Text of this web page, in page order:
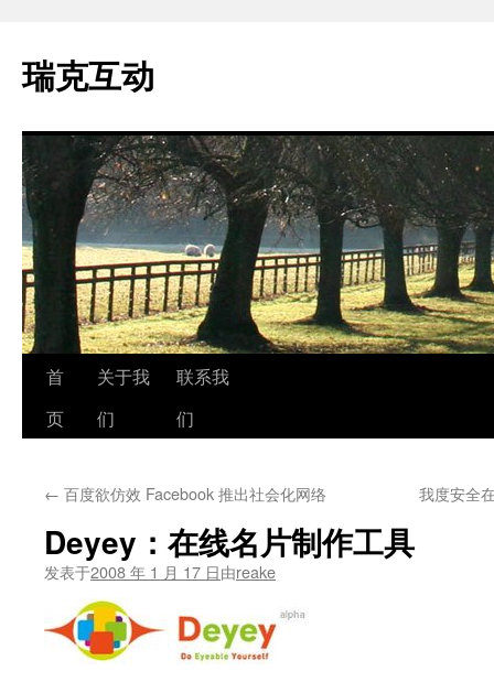
瑞克互动
跳
至
文
首
页
关于我
们
联系我
们
← 百度欲仿效 Facebook 推出社会化网络 我度安全
Deyey：在线名片制作工具
发表于2008 年 1 月 17 日由reake